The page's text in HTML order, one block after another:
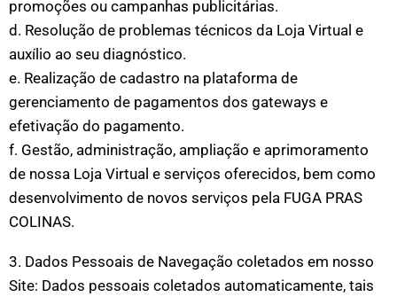
promoções ou campanhas publicitárias.
d. Resolução de problemas técnicos da Loja Virtual e
auxílio ao seu diagnóstico.
e. Realização de cadastro na plataforma de
gerenciamento de pagamentos dos gateways e
efetivação do pagamento.
f. Gestão, administração, ampliação e aprimoramento
de nossa Loja Virtual e serviços oferecidos, bem como
desenvolvimento de novos serviços pela FUGA PRAS
COLINAS.
3. Dados Pessoais de Navegação coletados em nosso
Site: Dados pessoais coletados automaticamente, tais